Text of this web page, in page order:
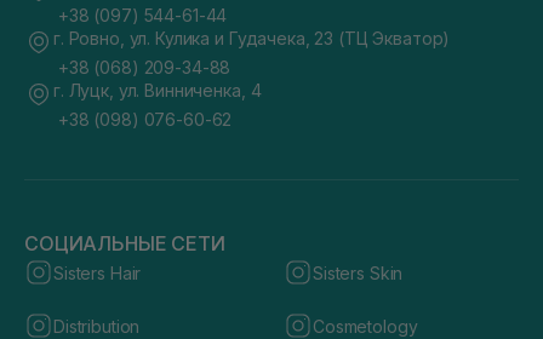
+38 (097) 544-61-44
г. Ровно, ул. Кулика и Гудачека, 23 (ТЦ Экватор)
+38 (068) 209-34-88
г. Луцк, ул. Винниченка, 4
+38 (098) 076-60-62
СОЦИАЛЬНЫЕ СЕТИ
Sisters Hair Sisters Skin
Distribution Cosmetology